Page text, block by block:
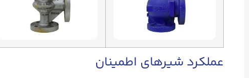
عملکرد شیرهای اطمینان